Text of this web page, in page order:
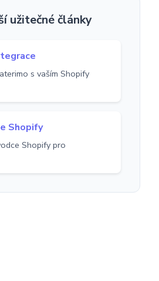
užitečné články
s vaším Shopify
Shopify
Shopify pro